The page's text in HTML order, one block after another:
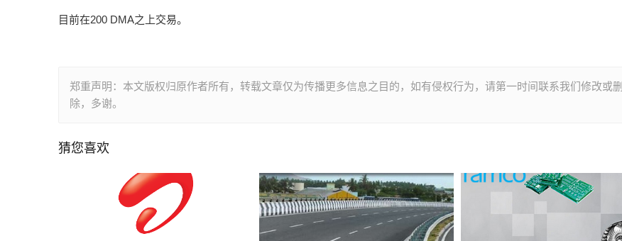
目前在200 DMA之上交易。
郑重声明：本文版权归原作者所有，转载文章仅为传播更多信息之目的，如有侵权行为，请第一时间联系我们修改或删
除，多谢。
猜您喜欢